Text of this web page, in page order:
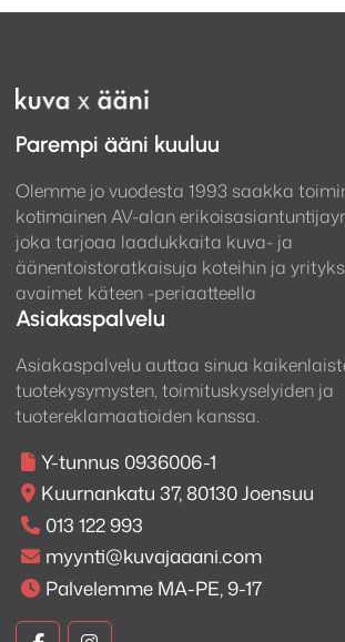
Parempi ääni kuuluu
Olemme jo vuodesta 1993 saakka
kotimainen AV-alan
joka tarjoaa laadukkaita kuva- ja
äänentoistoratkaisuja koteihin ja
avaimet käteen -periaatteella
Asiakaspalvelu
Asiakaspalvelu auttaa sinua
tuotekysymysten, toimituskyselyiden ja
tuotereklamaatioiden kanssa.
Y-tunnus 0936006-1
Kuurnankatu 37, 80130 Joensuu
013 122 993
myynti@kuvajaaani.com
Palvelemme MA-PE, 9-17